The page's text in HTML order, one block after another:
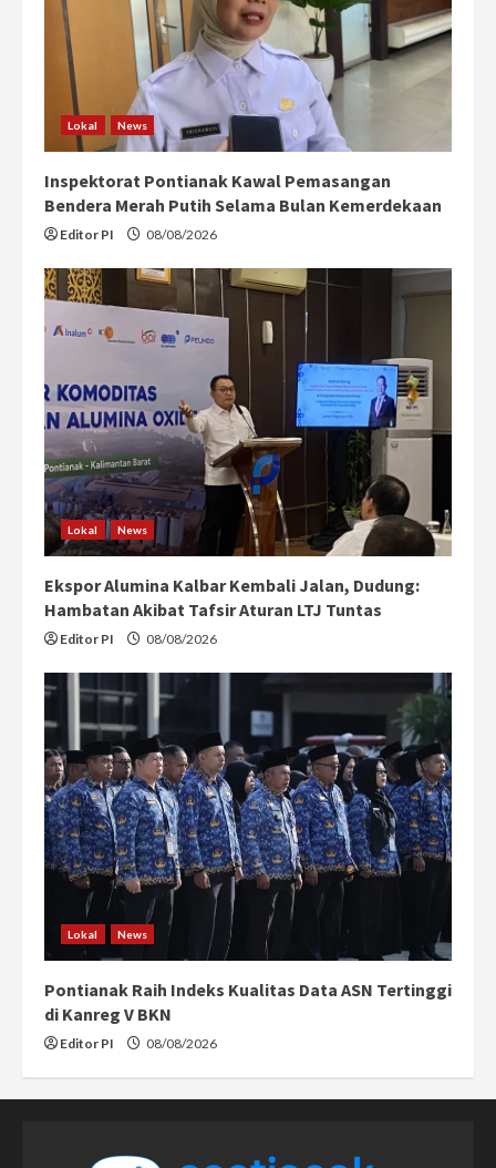
Lokal News
Inspektorat Pontianak Kawal Pemasangan
Bendera Merah Putih Selama Bulan Kemerdekaan
Editor PI 08/08/2026
Lokal News
Ekspor Alumina Kalbar Kembali Jalan, Dudung:
Hambatan Akibat Tafsir Aturan LTJ Tuntas
Editor PI 08/08/2026
Lokal News
Pontianak Raih Indeks Kualitas Data ASN Tertinggi
di Kanreg V BKN
Editor PI 08/08/2026